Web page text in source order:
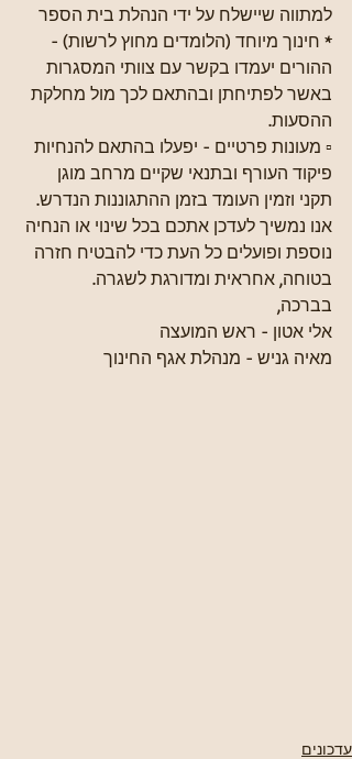
למתווה שיישלח על ידי הנהלת בית הספר
* חינוך מיוחד (הלומדים מחוץ לרשות) -
ההורים יעמדו בקשר עם צוותי המסגרות
באשר לפתיחתן ובהתאם לכך מול מחלקת
ההסעות.
▫️ מעונות פרטיים - יפעלו בהתאם להנחיות
פיקוד העורף ובתנאי שקיים מרחב מוגן
תקני וזמין העומד בזמן ההתגוננות הנדרש.
אנו נמשיך לעדכן אתכם בכל שינוי או הנחיה
נוספת ופועלים כל העת כדי להבטיח חזרה
בטוחה, אחראית ומדורגת לשגרה.
בברכה,
אלי אטון - ראש המועצה
מאיה גניש - מנהלת אגף החינוך
עדכונים